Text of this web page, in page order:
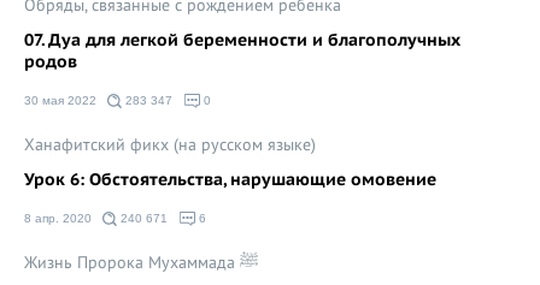
Обряды, связанные с рождением ребенка
07. Дуа для легкой беременности и благополучных
родов
30 мая 2022 283 347 0
Ханафитский фикх (на русском языке)
Урок 6: Обстоятельства, нарушающие омовение
8 апр. 2020 240 671 6
Жизнь Пророка Мухаммада ﷺ